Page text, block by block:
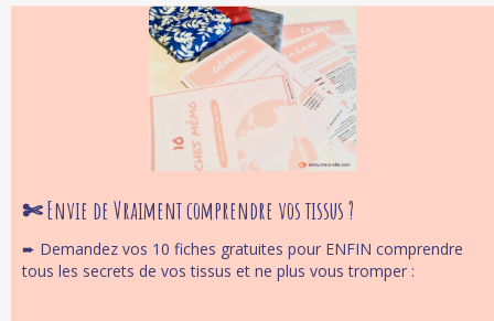
Je reviens tout bientôt plus en détail pour
vous expliquer VRAIMENTen quoi
consiste le Jersey Interlock, quelles sont
ses caractéristiques et comment en tirer le
✄ Envie de Vraiment comprendre vos tissus ?
➨ Demandez vos 10 fiches gratuites pour ENFIN comprendre
tous les secrets de vos tissus et ne plus vous tromper :